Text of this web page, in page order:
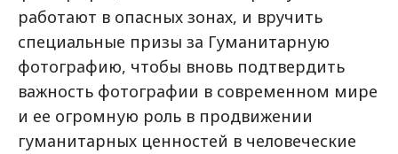
работают в опасных зонах, и вручить
специальные призы за Гуманитарную
фотографию, чтобы вновь подтвердить
важность фотографии в современном мире
и ее огромную роль в продвижении
гуманитарных ценностей в человеческие